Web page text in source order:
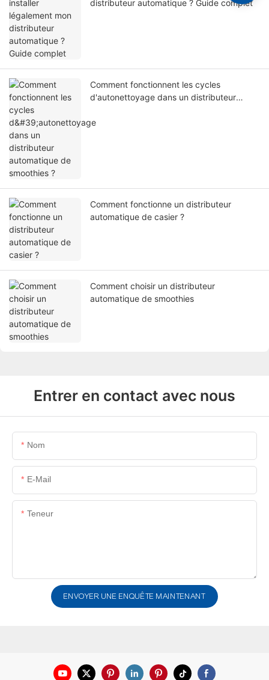
distributeur automatique ? Guide complet
Comment fonctionnent les cycles
d'autonettoyage dans un distributeur
Comment fonctionne un distributeur
automatique de casier ?
Comment choisir un distributeur
automatique de smoothies
Entrer en contact avec nous
Nom
E-Mail
Teneur
ENVOYER UNE ENQUÊTE MAINTENANT